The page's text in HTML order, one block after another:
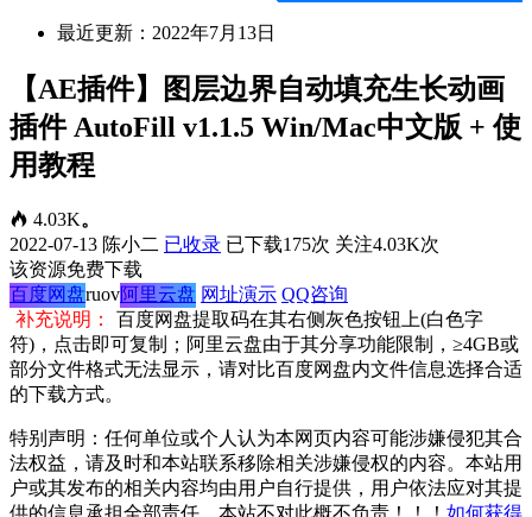
最近更新：2022年7月13日
【AE插件】图层边界自动填充生长动画
插件 AutoFill v1.1.5 Win/Mac中文版 + 使
用教程
4.03K。
2022-07-13 陈小二 已收录 已下载175次 关注4.03K次
该资源免费下载
百度网盘ruov阿里云盘 网址演示 QQ咨询
补充说明：
百度网盘提取码在其右侧灰色按钮上(白色字
符)，点击即可复制；阿里云盘由于其分享功能限制，≥4GB或
部分文件格式无法显示，请对比百度网盘内文件信息选择合适
的下载方式。
特别声明：任何单位或个人认为本网页内容可能涉嫌侵犯其合
法权益，请及时和本站联系移除相关涉嫌侵权的内容。本站用
户或其发布的相关内容均由用户自行提供，用户依法应对其提
供的信息承担全部责任，本站不对此概不负责！！！ 如何获得